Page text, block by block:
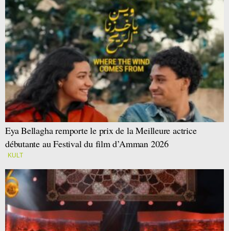
Eya Bellagha remporte le prix de la Meilleure actrice
débutante au Festival du film d’Amman 2026
KULT